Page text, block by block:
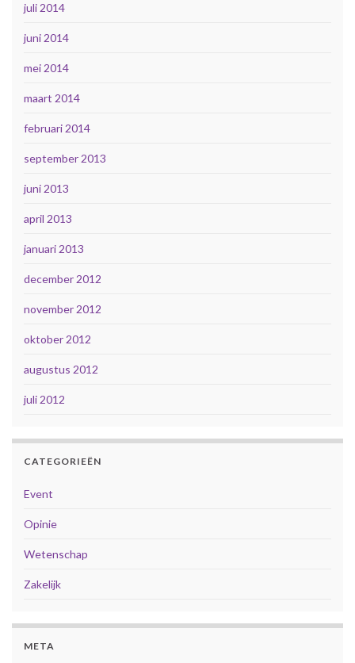
juli 2014
juni 2014
mei 2014
maart 2014
februari 2014
september 2013
juni 2013
april 2013
januari 2013
december 2012
november 2012
oktober 2012
augustus 2012
juli 2012
CATEGORIEËN
Event
Opinie
Wetenschap
Zakelijk
META